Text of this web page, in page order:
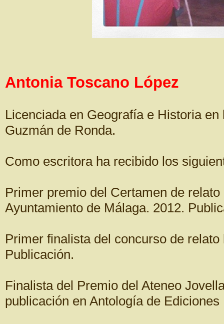
Antonia Toscano López
Licenciada en Geografía e Historia
Guzmán de Ronda.
Como escritora ha recibido los
Primer premio del Certamen de
Ayuntamiento de Málaga. 2012.
Primer finalista del concurso de
Publicación.
Finalista del Premio del Ateneo
publicación en Antología de Ediciones